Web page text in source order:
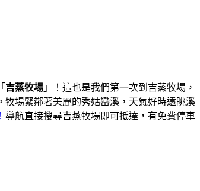
吉蒸牧場 」！這也是我們第一次到吉蒸牧場，
場緊鄰著美麗的秀姑巒溪，天氣好時遠眺溪
導航直接搜尋吉蒸牧場即可抵達，有免費停車